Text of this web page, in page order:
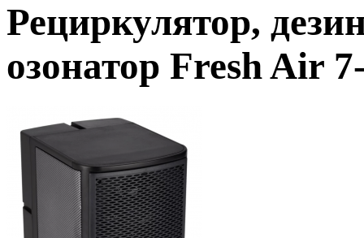
Рециркулятор,
озонатор Fresh Air